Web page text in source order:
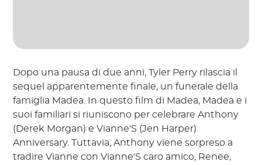
Dopo una pausa di due anni, Tyler Perry rilascia il
sequel apparentemente finale, un funerale della
famiglia Madea. In questo film di Madea, Madea e i
suoi familiari si riuniscono per celebrare Anthony
(Derek Morgan) e Vianne'S (Jen Harper)
Anniversary. Tuttavia, Anthony viene sorpreso a
tradire Vianne con Vianne'S caro amico, Renee,